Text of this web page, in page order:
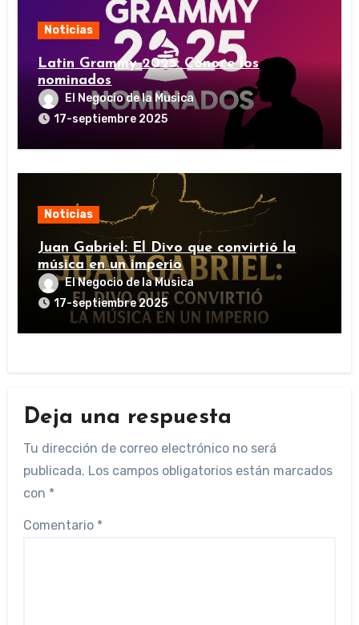
Noticias
Latin Grammy 2025: Conoce los
nominados
El Negocio de la Musica
17-septiembre 2025
Noticias
Juan Gabriel: El Divo que convirtió la
música en un imperio
El Negocio de la Musica
17-septiembre 2025
Deja una respuesta
Tu dirección de correo electrónico no será
publicada. Los campos obligatorios están marcados
con *
Comentario *